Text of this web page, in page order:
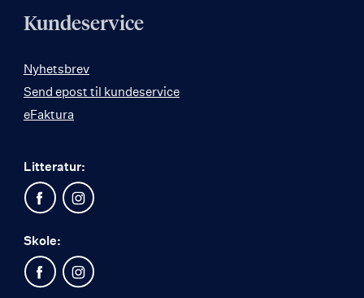
Kundeservice
Nyhetsbrev
Send epost til kundeservice
eFaktura
Litteratur:
Skole: